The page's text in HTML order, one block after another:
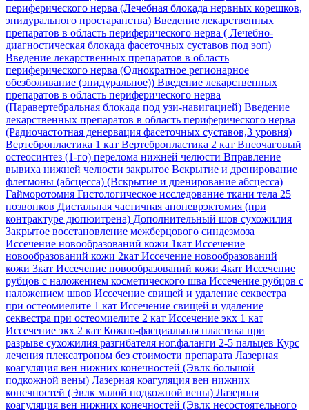
периферического нерва (Лечебная блокада нервных корешков,
эпидурального простаранства) Введение лекарственных
препаратов в область периферического нерва ( Лечебно-
диагностическая блокада фасеточных суставов под эоп)
Введение лекарственных препаратов в область
периферического нерва (Однократное регионарное
обезболивание (эпидуральное)) Введение лекарственных
препаратов в область периферического нерва
(Паравертебральная блокада под узи-навигацией) Введение
лекарственных препаратов в область периферического нерва
(Радиочастотная денервация фасеточных суставов,3 уровня)
Вертебропластика 1 кат Вертебропластика 2 кат Внеочаговый
остеосинтез (1-го) перелома нижней челюсти Вправление
вывиха нижней челюсти закрытое Вскрытие и дренирование
флегмоны (абсцесса) (Вскрытие и дренирование абсцесса)
Гайморотомия Гистологическое исследование ткани тела 25
позвонков Дистальная частичная апоневрэктомия (при
контрактуре дюпюитрена) Дополнительный шов сухожилия
Закрытое восстановление межберцового синдезмоза
Иссечение новообразований кожи 1кат Иссечение
новообразований кожи 2кат Иссечение новообразований
кожи 3кат Иссечение новообразований кожи 4кат Иссечение
рубцов с наложением косметического шва Иссечение рубцов с
наложением швов Иссечение свищей и удаление секвестра
при остеомиелите 1 кат Иссечение свищей и удаление
секвестра при остеомиелите 2 кат Иссечение экх 1 кат
Иссечение экх 2 кат Кожно-фасциальная пластика при
разрыве сухожилия разгибателя ног.фаланги 2-5 пальцев Курс
лечения плексатроном без стоимости препарата Лазерная
коагуляция вен нижних конечностей (Эвлк большой
подкожной вены) Лазерная коагуляция вен нижних
конечностей (Эвлк малой подкожной вены) Лазерная
коагуляция вен нижних конечностей (Эвлк несостоятельного